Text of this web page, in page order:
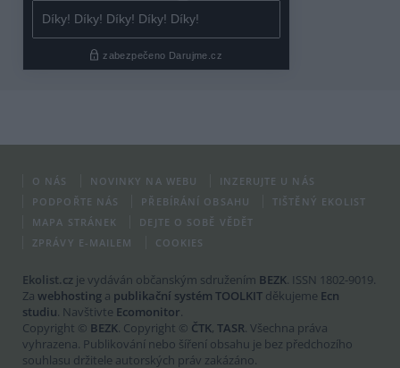
O NÁS NOVINKY NA WEBU
INZERUJTE U NÁS
PODPOŘTE NÁS
PŘEBÍRÁNÍ OBSAHU
TIŠTĚNÝ EKOLIST
MAPA STRÁNEK
DEJTE O SOBĚ VĚDĚT
ZPRÁVY E-MAILEM
COOKIES
Ekolist.cz je vydáván občanským sdružením BEZK. ISSN 1802-9019.
Za webhosting a publikační systém TOOLKIT děkujeme Ecn
studiu. Navštivte Ecomonitor.
Copyright © BEZK. Copyright © ČTK, TASR. Všechna práva
vyhrazena. Publikování nebo šíření obsahu je bez předchozího
souhlasu držitele autorských práv zakázáno.